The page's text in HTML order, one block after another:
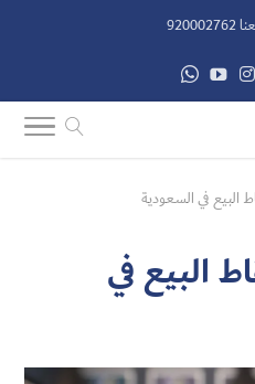
في السعودية
البيع في